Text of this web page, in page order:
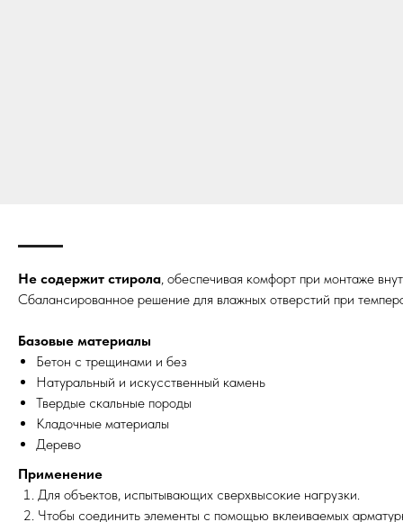
Не содержит стирола , обеспечивая комфорт при монтаже
Сбалансированное решение для влажных отверстий при
Базовые материалы
Бетон с трещинами и без
Натуральный и искусственный камень
Твердые скальные породы
Кладочные материалы
Дерево
Применение
Для объектов, испытывающих сверхвысокие нагрузки.
Чтобы соединить элементы с помощью вклеиваемых